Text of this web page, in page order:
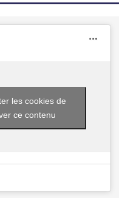
les cookies de
ce contenu